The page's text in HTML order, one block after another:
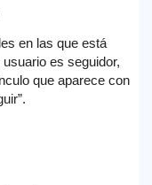
en las que está
es seguidor,
que aparece con